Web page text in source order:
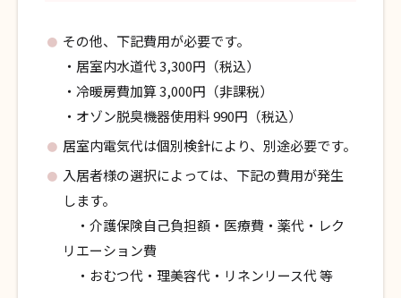
その他、下記費用が必要です。
・居室内水道代 3,300円（税込）
・冷暖房費加算 3,000円（非課税）
・オゾン脱臭機器使用料 990円（税込）
居室内電気代は個別検針により、別途必要です。
入居者様の選択によっては、下記の費用が発生
します。
・介護保険自己負担額・医療費・薬代・レク
リエーション費
・おむつ代・理美容代・リネンリース代 等